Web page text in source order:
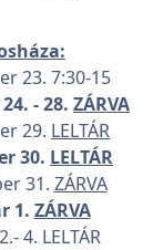
23. 7:30-15
- 28. ZÁRVA
29. LELTÁR
30. LELTÁR
31. ZÁRVA
1. ZÁRVA
4. LELTÁR